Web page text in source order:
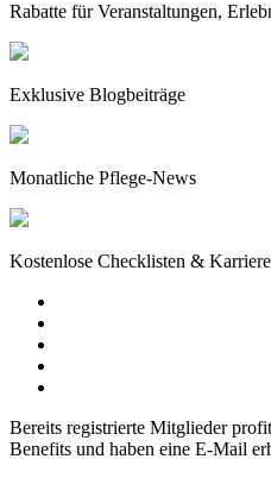
Rabatte für Veranstaltungen,
Exklusive Blogbeiträge
Monatliche Pflege-News
Kostenlose Checklisten &
Bereits registrierte Mitglieder
Benefits und haben eine E-Mail